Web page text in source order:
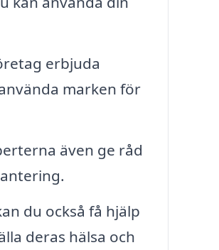
erbjuda
marken för
även ge råd
du också få hjälp
deras hälsa och